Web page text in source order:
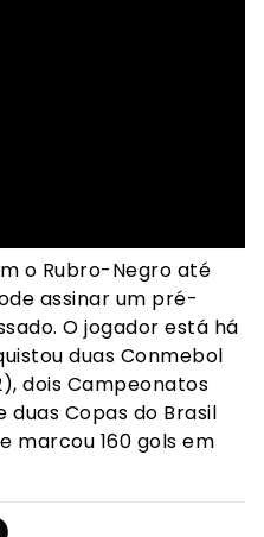
o Rubro-Negro até
assinar um pré-
O jogador está há
duas Conmebol
dois Campeonatos
duas Copas do Brasil
marcou 160 gols em